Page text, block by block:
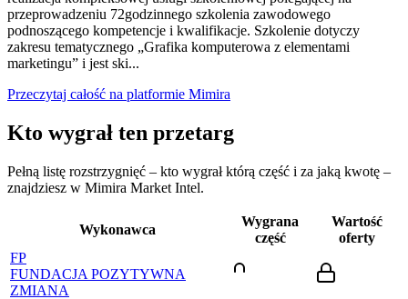
przeprowadzeniu 72godzinnego szkolenia zawodowego
podnoszącego kompetencje i kwalifikacje. Szkolenie dotyczy
zakresu tematycznego „Grafika komputerowa z elementami
marketingu” i jest ski...
Przeczytaj całość na platformie Mimira
Kto wygrał ten przetarg
Pełną listę rozstrzygnięć – kto wygrał którą część i za jaką kwotę –
znajdziesz w Mimira Market Intel.
Wykonawca
Wygrana
część
Wartość
oferty
FP
FUNDACJA POZYTYWNA
ZMIANA